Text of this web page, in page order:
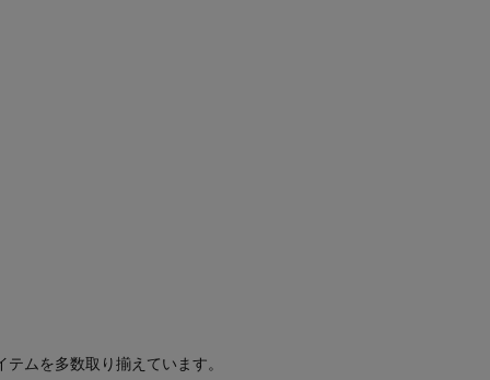
ムを多数取り揃えています。